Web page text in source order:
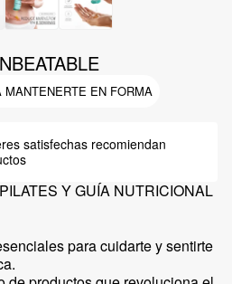
EN FORMA
satisfechas recomiendan
Y GUÍA NUTRICIONAL
para cuidarte y sentirte